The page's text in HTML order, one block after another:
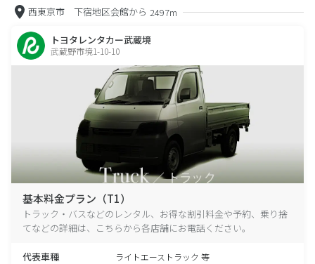
西東京市 下宿地区会館から 2497m
トヨタレンタカー武蔵境
武蔵野市境1-10-10
基本料金プラン（T1）
トラック・バスなどのレンタル、お得な割引料金や予約、乗り捨
てなどの詳細は、こちらから各店舗にお電話ください。
代表車種 ライトエーストラック 等